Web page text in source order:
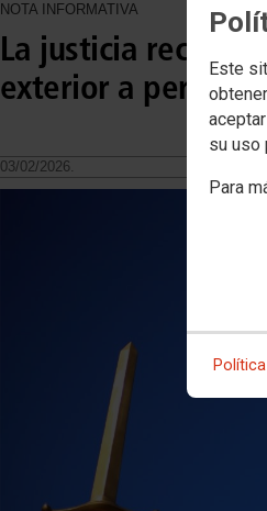
Este
su uso
Para
NOTA INFORMATIVA
La justicia
exterior a percibir
03/02/2026.